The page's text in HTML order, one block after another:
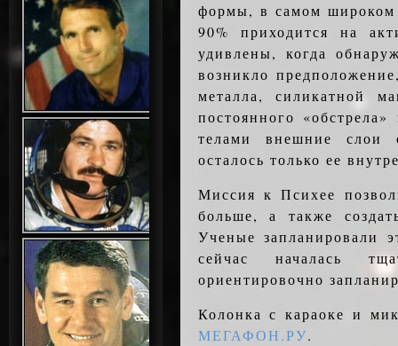
формы, в самом широком
90% приходится на
удивлены, когда
возникло
металла, силикатной
постоянного
телами внешние слои
осталось только ее
Миссия к Психее
больше, а также
Ученые запланировали
сейчас началась
ориентировочно
Колонка с караоке и
МЕГАФОН.РУ.